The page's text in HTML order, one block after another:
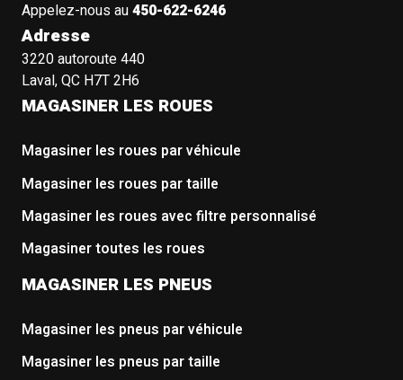
Appelez-nous au450-622-6246
Adresse
3220 autoroute 440
Laval, QC H7T 2H6
MAGASINER LES ROUES
Magasiner les roues par véhicule
Magasiner les roues par taille
Magasiner les roues avec filtre personnalisé
Magasiner toutes les roues
MAGASINER LES PNEUS
Magasiner les pneus par véhicule
Magasiner les pneus par taille